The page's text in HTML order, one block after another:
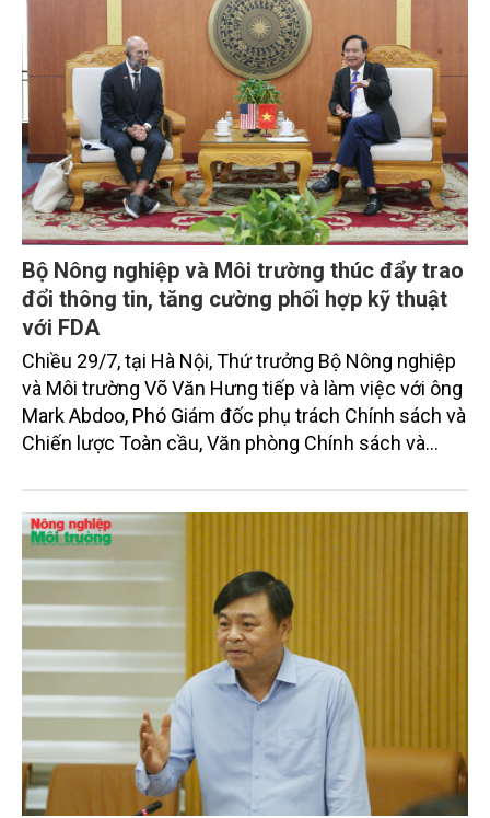
Bộ Nông nghiệp và Môi trường thúc đẩy trao
đổi thông tin, tăng cường phối hợp kỹ thuật
với FDA
Chiều 29/7, tại Hà Nội, Thứ trưởng Bộ Nông nghiệp
và Môi trường Võ Văn Hưng tiếp và làm việc với ông
Mark Abdoo, Phó Giám đốc phụ trách Chính sách và
Chiến lược Toàn cầu, Văn phòng Chính sách và
và Dược phẩm Hoa Kỳ (FDA).